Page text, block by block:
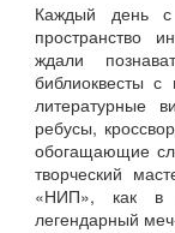
Каждый день
пространство
ждали
библиоквесты с
литературные
ребусы,
обогащающие
творческий
«НИП», как в
легендарный